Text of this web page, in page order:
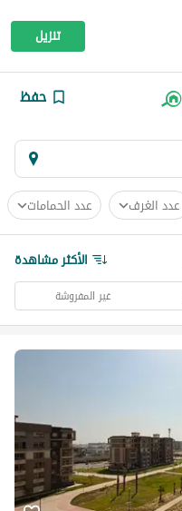
تنزيل
حفظ
عدد الغرف عدد الحمامات
الأكثر مشاهدة
غير المفروشة